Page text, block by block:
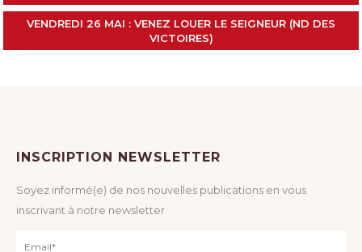
VENDREDI 26 MAI : VENEZ LOUER LE SEIGNEUR (ND DES
VICTOIRES)
INSCRIPTION NEWSLETTER
Soyez informé(e) de nos nouvelles publications en vous
inscrivant à notre newsletter